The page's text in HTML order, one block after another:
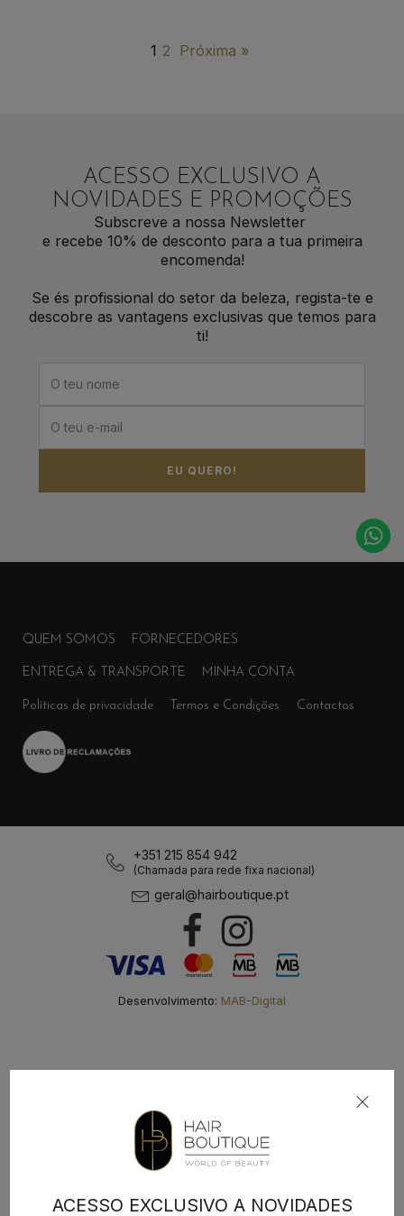
1 2 Próxima »
ACESSO EXCLUSIVO A
NOVIDADES E PROMOÇÕES
Subscreve a nossa Newsletter
e recebe 10% de desconto para a tua primeira
encomenda!
Se és profissional do setor da beleza, regista-te e
descobre as vantagens exclusivas que temos para
ti!
EU QUERO!
QUEM SOMOS FORNECEDORES
ENTREGA & TRANSPORTE MINHA CONTA
Políticas de privacidade Termos e Condições Contactos
+351 215 854 942
(Chamada para rede fixa nacional)
geral@hairboutique.pt
Desenvolvimento: MAB-Digital
ACESSO EXCLUSIVO A NOVIDADES